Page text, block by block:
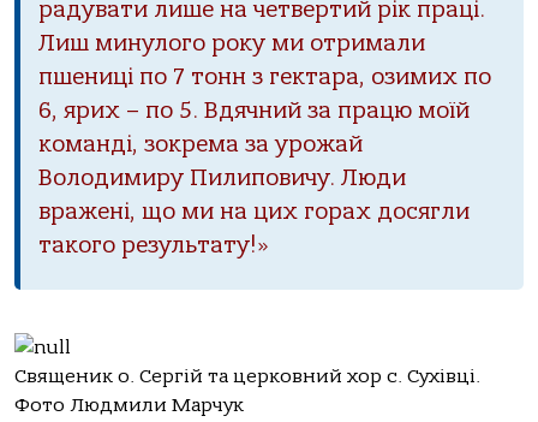
радувати лише на четвертий рік праці.
Лиш минулого року ми отримали
пшениці по 7 тонн з гектара, озимих по
6, ярих – по 5. Вдячний за працю моїй
команді, зокрема за урожай
Володимиру Пилиповичу. Люди
вражені, що ми на цих горах досягли
такого результату!»
Священик о. Сергій та церковний хор с. Сухівці.
Фото Людмили Марчук